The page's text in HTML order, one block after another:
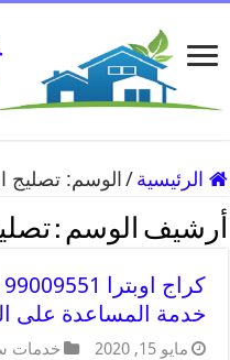
الرئيسية / الوسم:تصليج
أرشيف الوسم :
خدمة المساعدة على
مايو 15, 2020 خدمات